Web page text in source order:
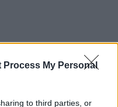
Process My Personal
to third parties, or